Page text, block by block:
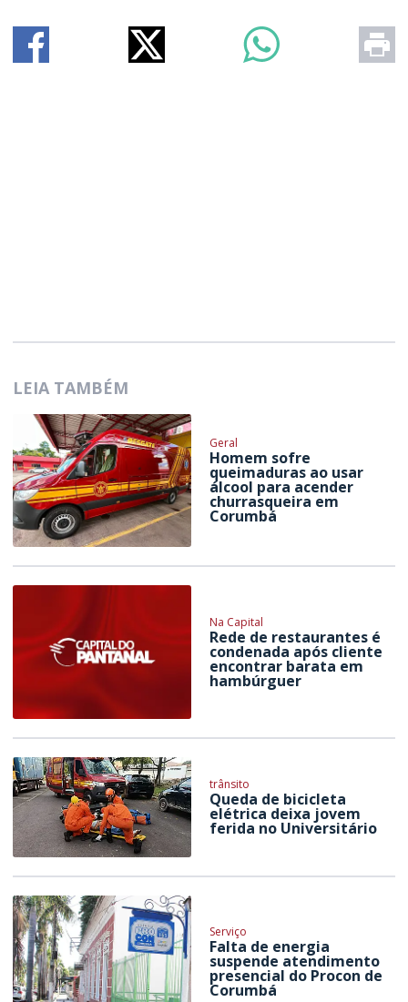
LEIA TAMBÉM
Geral
Homem sofre
queimaduras ao usar
álcool para acender
churrasqueira em
Corumbá
Na Capital
Rede de restaurantes é
condenada após cliente
encontrar barata em
hambúrguer
trânsito
Queda de bicicleta
elétrica deixa jovem
ferida no Universitário
Serviço
Falta de energia
suspende atendimento
presencial do Procon de
Corumbá